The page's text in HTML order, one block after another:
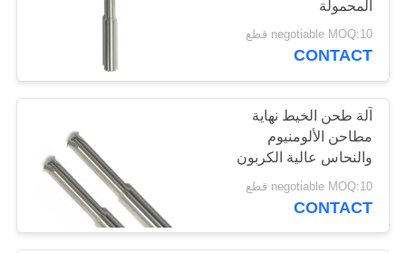
اتصل
اطلب
اقتباس
خريطة
الموقع
المحمولة
negotiable MOQ:10 قطع
CONTACT
آلة طحن الخيط نهاية
مطاحن الألومنيوم
والنحاس عالية الكربون
الصلب المتوسطة
negotiable MOQ:10 قطع
CONTACT